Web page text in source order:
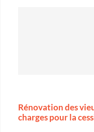
Rénovation des
charges pour la